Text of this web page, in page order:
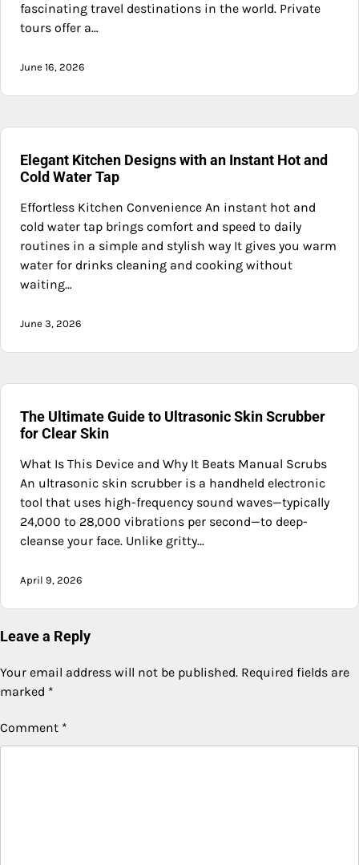
fascinating travel destinations in the world. Private
tours offer a…
June 16, 2026
Elegant Kitchen Designs with an Instant Hot and
Cold Water Tap
Effortless Kitchen Convenience An instant hot and
cold water tap brings comfort and speed to daily
routines in a simple and stylish way It gives you warm
water for drinks cleaning and cooking without
waiting…
June 3, 2026
The Ultimate Guide to Ultrasonic Skin Scrubber
for Clear Skin
What Is This Device and Why It Beats Manual Scrubs
An ultrasonic skin scrubber is a handheld electronic
tool that uses high-frequency sound waves—typically
24,000 to 28,000 vibrations per second—to deep-
cleanse your face. Unlike gritty…
April 9, 2026
Leave a Reply
Your email address will not be published. Required fields are
marked *
Comment *